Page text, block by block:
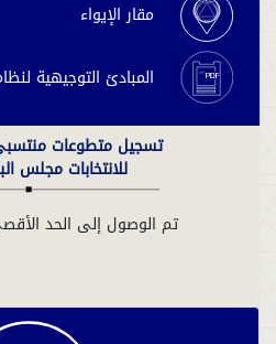
مقار الإيواء
المبادئ التوجيهية
تسجيل متطوعات منتسبي
للانتخابات مجلس
تم الوصول إلى الحد